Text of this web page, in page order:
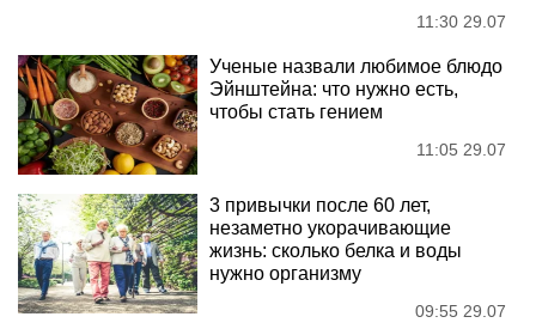
11:30 29.07
Ученые назвали любимое блюдо
Эйнштейна: что нужно есть,
чтобы стать гением
11:05 29.07
3 привычки после 60 лет,
незаметно укорачивающие
жизнь: сколько белка и воды
нужно организму
09:55 29.07